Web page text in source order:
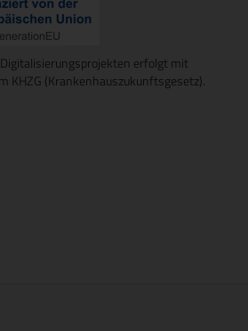
erfolgt mit
KHZG (Krankenhauszukunftsgesetz).